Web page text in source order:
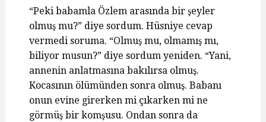
“Peki babamla Özlem arasında bir şeyler
olmuş mu?” diye sordum. Hüsniye cevap
vermedi soruma. “Olmuş mu, olmamış mı,
biliyor musun?” diye sordum yeniden. “Yani,
annenin anlatmasına bakılırsa olmuş.
Kocasının ölümünden sonra olmuş. Babanı
onun evine girerken mi çıkarken mi ne
görmüş bir komşusu. Ondan sonra da